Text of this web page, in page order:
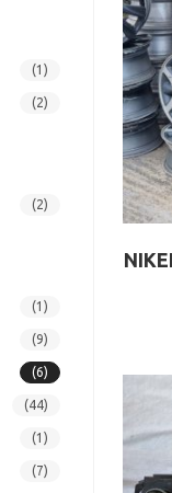
(1)
(2)
(2)
(1)
(9)
(6)
(44)
(1)
(7)